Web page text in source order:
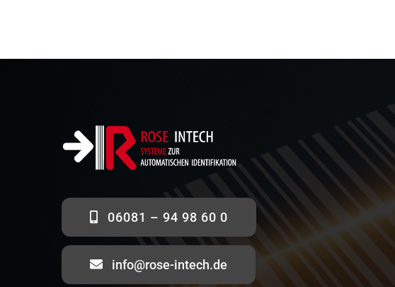
06081 – 94 98 60 0
info@rose-intech.de